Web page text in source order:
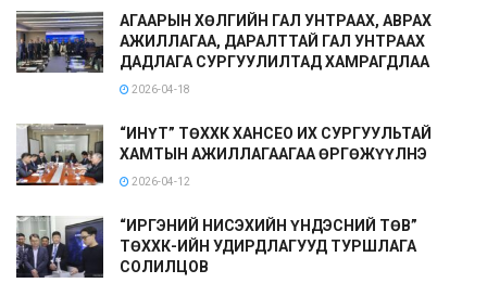
АГААРЫН ХӨЛГИЙН ГАЛ УНТРААХ, АВРАХ
АЖИЛЛАГАА, ДАРАЛТТАЙ ГАЛ УНТРААХ
ДАДЛАГА СУРГУУЛИЛТАД ХАМРАГДЛАА
2026-04-18
“ИНҮТ” ТӨХХК ХАНСЕО ИХ СУРГУУЛЬТАЙ
ХАМТЫН АЖИЛЛАГААГАА ӨРГӨЖҮҮЛНЭ
2026-04-12
“ИРГЭНИЙ НИСЭХИЙН ҮНДЭСНИЙ ТӨВ”
ТӨХХК-ИЙН УДИРДЛАГУУД ТУРШЛАГА
СОЛИЛЦОВ